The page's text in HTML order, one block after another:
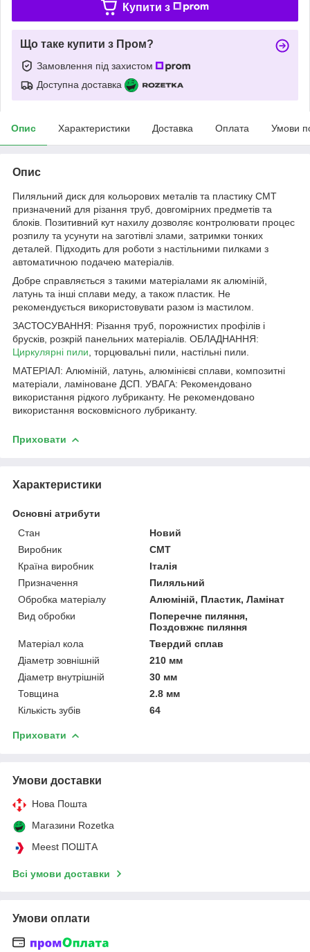
Купити з
Що таке купити з Пром?
Замовлення під захистом
Доступна доставка
Опис Характеристики Доставка Оплата Умови
Опис
Пиляльний диск для кольорових металів та пластику СМТ
призначений для різання труб, довгомірних предметів та
блоків. Позитивний кут нахилу дозволяє контролювати процес
розпилу та усунути на заготівлі злами, затримки тонких
деталей. Підходить для роботи з настільними пилками з
автоматичною подачею матеріалів.
Добре справляється з такими матеріалами як алюміній,
латунь та інші сплави меду, а також пластик. Не
рекомендується використовувати разом із мастилом.
ЗАСТОСУВАННЯ: Різання труб, порожнистих профілів і
брусків, розкрій панельних матеріалів. ОБЛАДНАННЯ:
Циркулярні пили , торцювальні пили, настільні пили.
МАТЕРІАЛ: Алюміній, латунь, алюмінієві сплави, композитні
матеріали, ламіноване ДСП. УВАГА: Рекомендовано
використання рідкого лубриканту. Не рекомендовано
використання восковмісного лубриканту.
Приховати
Характеристики
Основні атрибути
Стан
Новий
Виробник
СМТ
Країна виробник
Італія
Призначення
Пиляльний
Обробка матеріалу
Алюміній, Пластик, Ламінат
Вид обробки
Поперечне пиляння,
Поздовжнє пиляння
Матеріал кола
Твердий сплав
Діаметр зовнішній
210 мм
Діаметр внутрішній
30 мм
Товщина
2.8 мм
Кількість зубів
64
Приховати
Умови доставки
Нова Пошта
Магазини Rozetka
Meest ПОШТА
Всі умови доставки
Умови оплати